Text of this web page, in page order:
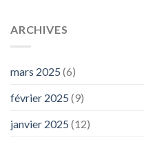
ARCHIVES
mars 2025 (6)
février 2025 (9)
janvier 2025 (12)